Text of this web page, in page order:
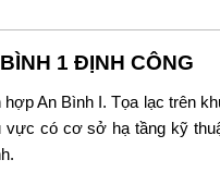
1 ĐỊNH CÔNG
An Bình I. Tọa lạc trên
có cơ sở hạ tầng kỹ